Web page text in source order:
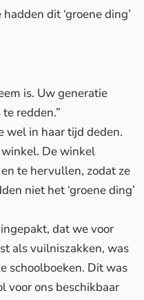
dit ‘groene ding’
is. Uw generatie
redden.”
wel in haar tijd deden.
De winkel
te hervullen, zodat ze
niet het ‘groene ding’
dat we voor
als vuilniszakken, was
schoolboeken. Dit was
voor ons beschikbaar